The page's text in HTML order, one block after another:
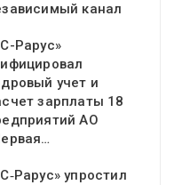
канал
Рарус»
учет и
зарплаты 18
АО
упростил